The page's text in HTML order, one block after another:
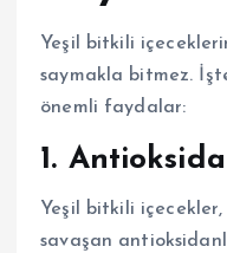
Yeşil bitkili
saymakla bitmez.
önemli faydalar:
1.
Yeşil bitkili
savaşan